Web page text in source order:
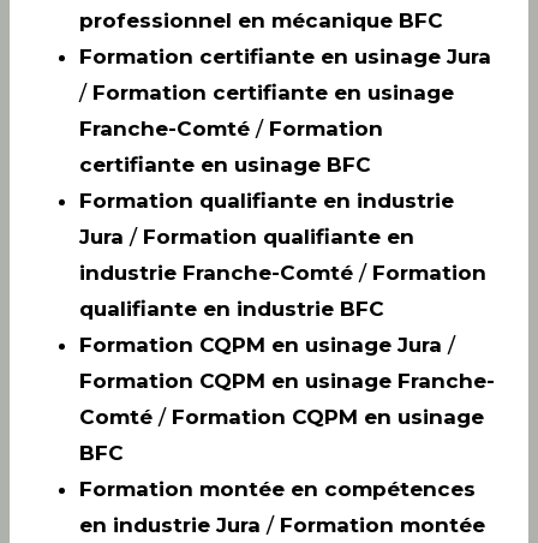
professionnel en mécanique BFC
Formation certifiante en usinage Jura
/ Formation certifiante en usinage
Franche-Comté / Formation
certifiante en usinage BFC
Formation qualifiante en industrie
Jura / Formation qualifiante en
industrie Franche-Comté / Formation
qualifiante en industrie BFC
Formation CQPM en usinage Jura /
Formation CQPM en usinage Franche-
Comté / Formation CQPM en usinage
BFC
Formation montée en compétences
en industrie Jura / Formation montée